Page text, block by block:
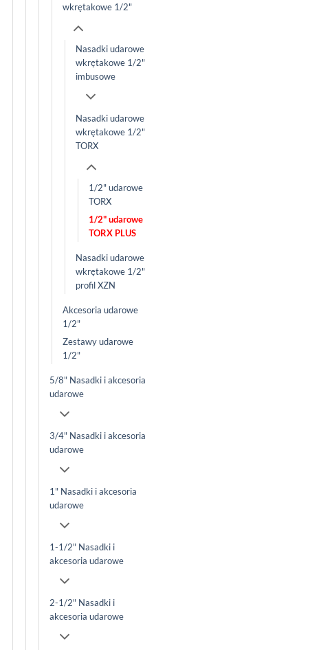
wkrętakowe 1/2"
Nasadki udarowe
wkrętakowe 1/2"
imbusowe
Nasadki udarowe
wkrętakowe 1/2"
TORX
1/2" udarowe
TORX
1/2" udarowe
TORX PLUS
Nasadki udarowe
wkrętakowe 1/2"
profil XZN
Akcesoria udarowe
1/2"
Zestawy udarowe
1/2"
5/8" Nasadki i akcesoria
udarowe
3/4" Nasadki i akcesoria
udarowe
1" Nasadki i akcesoria
udarowe
1-1/2" Nasadki i
akcesoria udarowe
2-1/2" Nasadki i
akcesoria udarowe